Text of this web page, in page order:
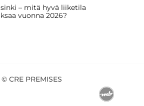
– mitä hyvä liiketila
vuonna 2026?
© CRE PREMISES